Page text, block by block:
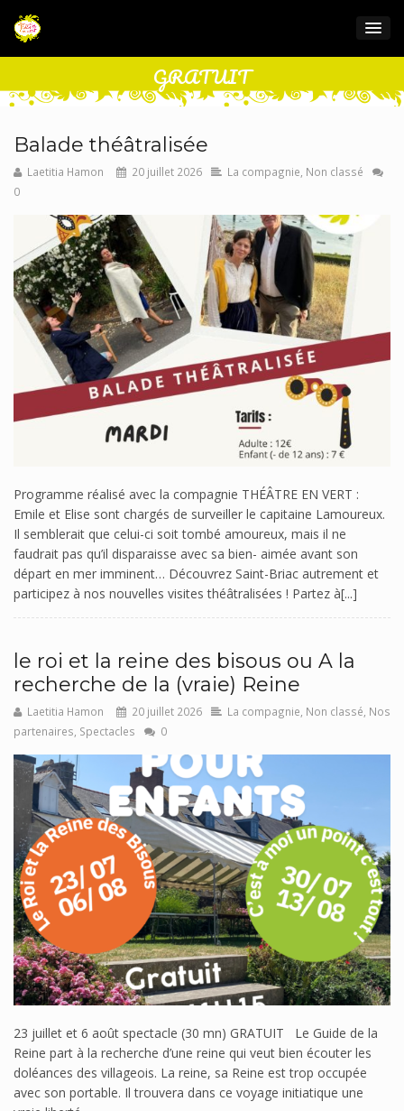
GRATUIT
Balade théâtralisée
Laetitia Hamon 20 juillet 2026 La compagnie Non classé
0
Programme réalisé avec la compagnie THÉÂTRE EN VERT :
Emile et Elise sont chargés de surveiller le capitaine Lamoureux.
Il semblerait que celui-ci soit tombé amoureux, mais il ne
faudrait pas qu’il disparaisse avec sa bien- aimée avant son
départ en mer imminent… Découvrez Saint-Briac autrement et
participez à nos nouvelles visites théâtralisées ! Partez à[...]
le roi et la reine des bisous ou A la
recherche de la (vraie) Reine
Laetitia Hamon 20 juillet 2026 La compagnie Non classé Nos
partenaires Spectacles 0
23 juillet et 6 août spectacle (30 mn) GRATUIT Le Guide de la
Reine part à la recherche d’une reine qui veut bien écouter les
doléances des villageois. La reine, sa Reine est trop occupée
avec son portable. Il trouvera dans ce voyage initiatique une